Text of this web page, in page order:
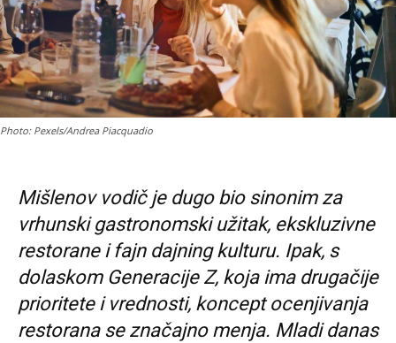
Photo: Pexels/Andrea Piacquadio
Mišlenov vodič je dugo bio sinonim za
vrhunski gastronomski užitak, ekskluzivne
restorane i fajn dajning kulturu. Ipak, s
dolaskom Generacije Z, koja ima drugačije
prioritete i vrednosti, koncept ocenjivanja
restorana se značajno menja. Mladi danas